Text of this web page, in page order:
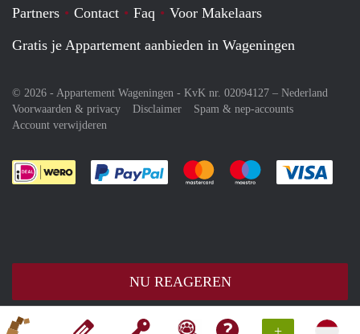
+
NU REAGEREN
Partners Contact Faq
Voor Makelaars
Gratis je Appartement aanbieden in Wageningen
© 2026 - Appartement Wageningen - KvK nr. 02094127 – Nederland
Voorwaarden & privacy
Disclaimer
Spam & nep-accounts
Account verwijderen
Je rekent gemakkelijk af met Paypal
Je rekent gemakkelijk af met
Je rekent